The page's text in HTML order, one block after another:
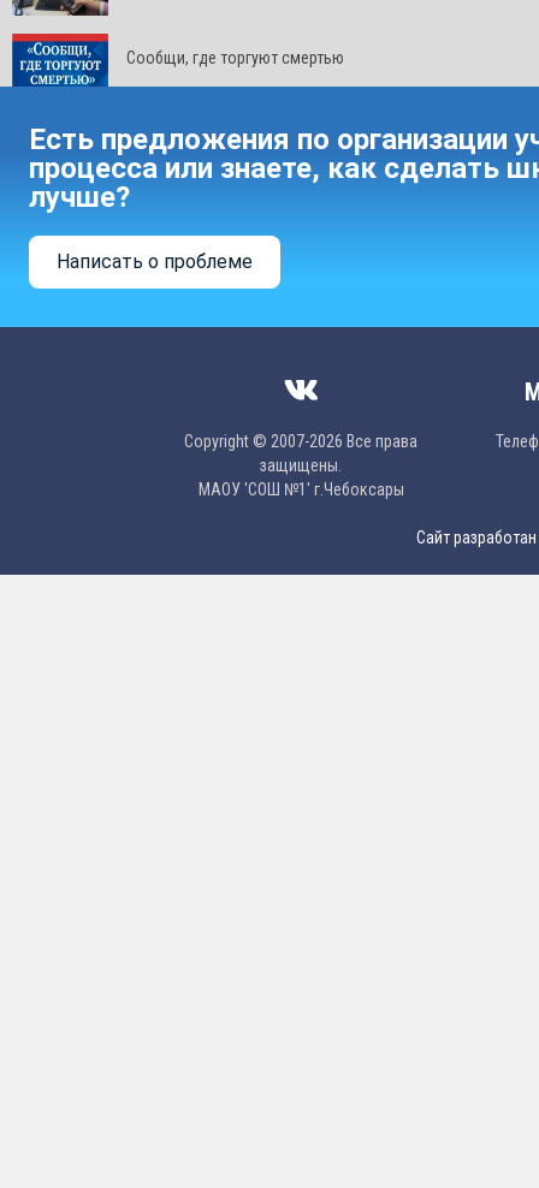
Сообщи, где торгуют смертью
Есть предложения по организации
процесса или знаете, как сделать
лучше?
Написать о проблеме
Copyright © 2007-2026 Все права
защищены.
МAОУ 'CОШ №1' г.Чебоксары
Сайт